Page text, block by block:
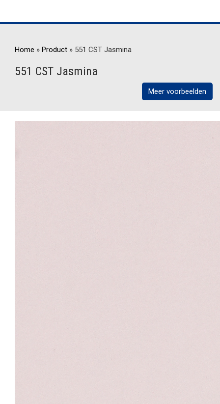
Home » Product » 551 CST Jasmina
551 CST Jasmina
Meer voorbeelden